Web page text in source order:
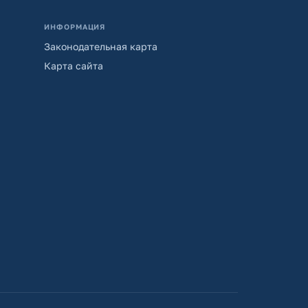
ИНФОРМАЦИЯ
Законодательная карта
Карта сайта